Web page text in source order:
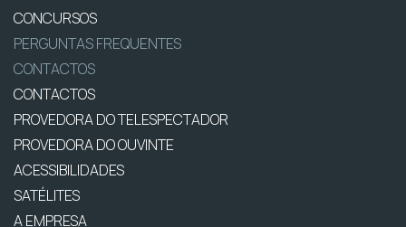
CONCURSOS
PERGUNTAS FREQUENTES
CONTACTOS
CONTACTOS
PROVEDORA DO TELESPECTADOR
PROVEDORA DO OUVINTE
ACESSIBILIDADES
SATÉLITES
A EMPRESA